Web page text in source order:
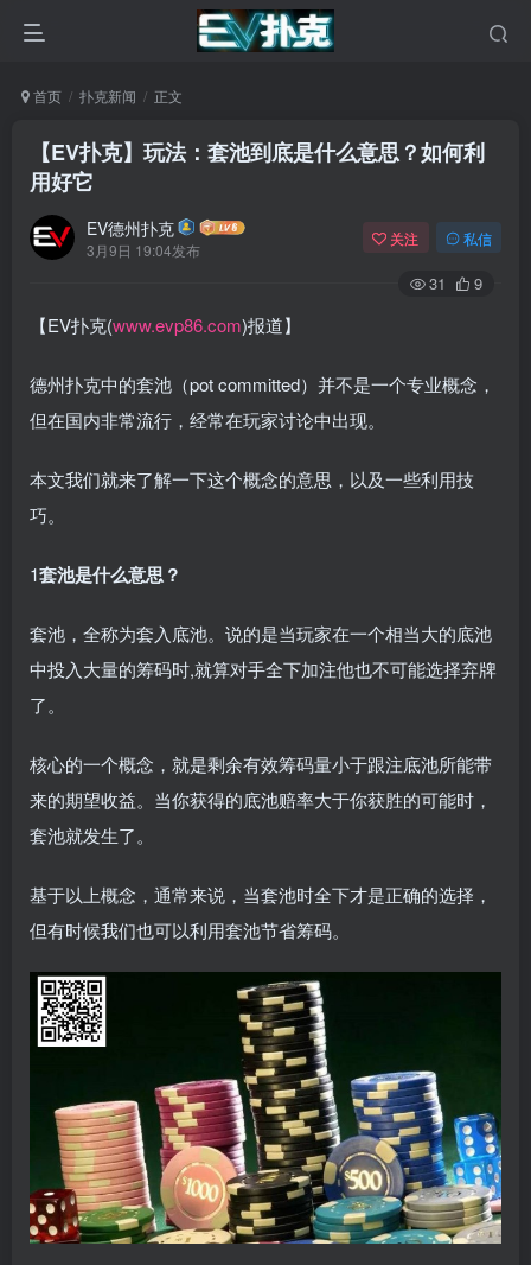
首页 扑克新闻 正文
【EV扑克】玩法：套池到底是什么意思？如何利
用好它
EV德州扑克
3月9日 19:04发布
关注 私信
31 9
【EV扑克(www.evp86.com)报道】
德州扑克中的套池（pot committed）并不是一个专业概念，
但在国内非常流行，经常在玩家讨论中出现。
本文我们就来了解一下这个概念的意思，以及一些利用技
巧。
1套池是什么意思？
套池，全称为套入底池。说的是当玩家在一个相当大的底池
中投入大量的筹码时,就算对手全下加注他也不可能选择弃牌
了。
核心的一个概念，就是剩余有效筹码量小于跟注底池所能带
来的期望收益。当你获得的底池赔率大于你获胜的可能时，
套池就发生了。
基于以上概念，通常来说，当套池时全下才是正确的选择，
但有时候我们也可以利用套池节省筹码。